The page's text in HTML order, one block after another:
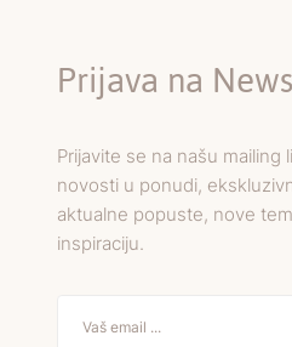
Prijava na
Prijavite se na našu mailing
novosti u ponudi,
aktualne popuste, nove
inspiraciju.